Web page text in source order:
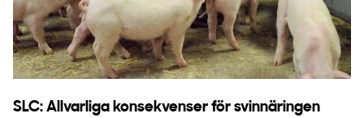
SLC: Allvarliga konsekvenser för svinnäringen